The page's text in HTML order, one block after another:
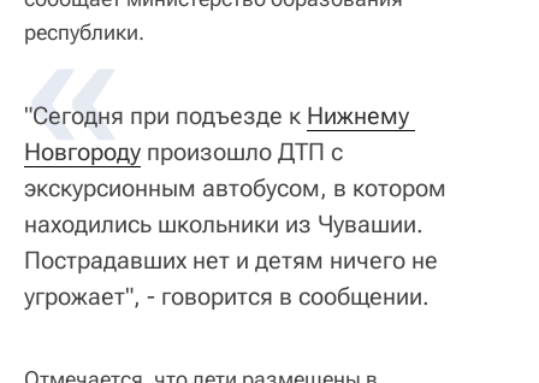
республики.
«
"Сегодня при подъезде к Нижнему
Новгороду произошло ДТП с
экскурсионным автобусом, в котором
находились школьники из Чувашии.
Пострадавших нет и детям ничего не
угрожает", - говорится в сообщении.